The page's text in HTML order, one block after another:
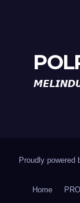
Proudly powered
Home